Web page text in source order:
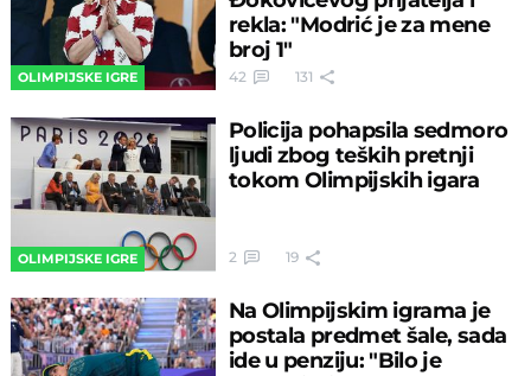
OLIMPIJSKE IGRE
rekla: "Modrić je za mene
broj 1"
42 131
OLIMPIJSKE IGRE
Policija pohapsila sedmoro
ljudi zbog teških pretnji
tokom Olimpijskih igara
2 19
Na Olimpijskim igrama je
postala predmet šale, sada
ide u penziju: "Bilo je